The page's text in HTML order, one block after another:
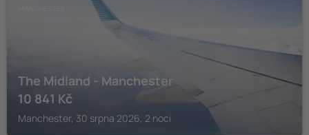
The Midland - Manchester
10 841 Kč
Manchester, 30 srpna 2026, 2 noci